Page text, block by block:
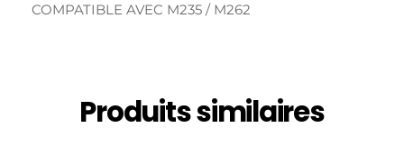
COMPATIBLE AVEC M235 / M262
Produits similaires